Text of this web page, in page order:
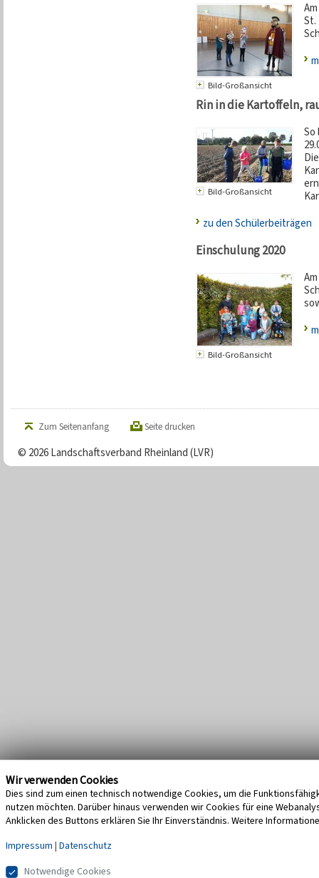
Bild-Großansicht
St.
Rin in die Kartoffeln,
Bild-Großansicht
So
zu den Schülerbeiträgen
Einschulung 2020
Bild-Großansicht
Zum Seitenanfang Seite drucken
© 2026 Landschaftsverband Rheinland (LVR)
Wir verwenden Cookies
Dies sind zum einen technisch notwendige Cookies, um die
nutzen möchten. Darüber hinaus verwenden wir Cookies für eine
Anklicken des Buttons erklären Sie Ihr Einverständnis. Weitere
Impressum | Datenschutz
Notwendige Cookies